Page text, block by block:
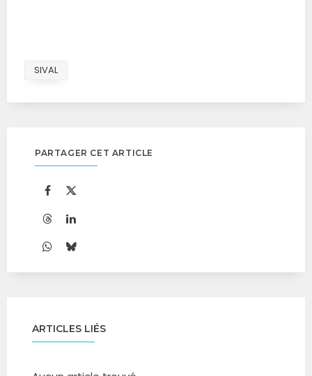
SIVAL
PARTAGER CET ARTICLE
ARTICLES LIÉS